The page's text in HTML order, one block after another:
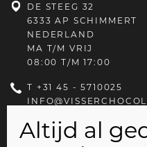
DE STEEG 32
6333 AP SCHIMMERT
NEDERLAND
MA T/M VRIJ
08:00 T/M 17:00
T +31 45 - 5710025